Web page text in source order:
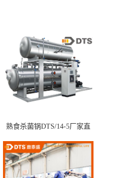
熟食杀菌锅DTS/14-5厂家直